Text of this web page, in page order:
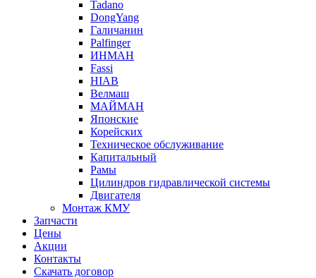
Tadano
DongYang
Галичанин
Palfinger
ИНМАН
Fassi
HIAB
Велмаш
МАЙМАН
Японские
Корейских
Техническое обслуживание
Капитальный
Рамы
Цилиндров гидравлической системы
Двигателя
Монтаж КМУ
Запчасти
Цены
Акции
Контакты
Скачать договор